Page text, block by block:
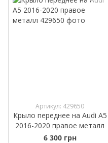
Артикул: 429650
Крыло переднее на Audi A5
2016-2020 правое металл
6 300 грн